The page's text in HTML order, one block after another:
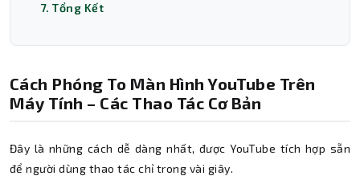
7. Tổng Kết
Cách Phóng To Màn Hình YouTube Trên
Máy Tính – Các Thao Tác Cơ Bản
Đây là những cách dễ dàng nhất, được YouTube tích hợp sẵn
để người dùng thao tác chỉ trong vài giây.